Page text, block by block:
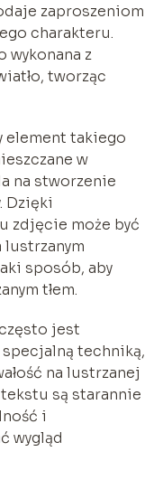
zaproszeniom
charakteru.
wykonana z
tworząc
element takiego
w
na stworzenie
Dzięki
zdjęcie może być
sposób, aby
tłem.
jest
techniką,
na lustrzanej
są starannie
i
wygląd